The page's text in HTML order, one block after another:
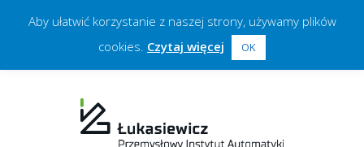
Aby ułatwić korzystanie z naszej strony, używamy plików
cookies. Czytaj więcej OK